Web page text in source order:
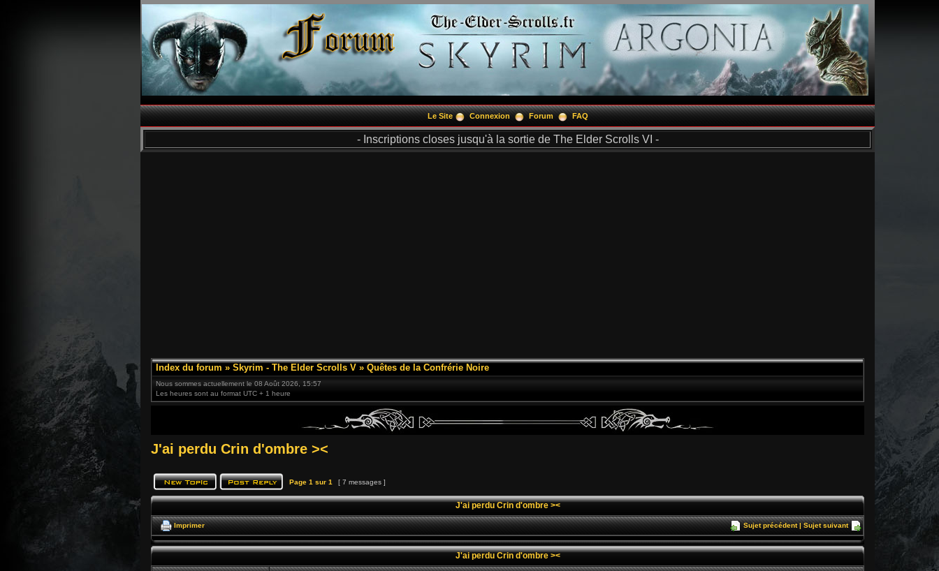
Le Site Connexion Forum FAQ
- Inscriptions closes jusqu'à la sortie de The Elder Scrolls VI -
Index du forum » Skyrim - The Elder Scrolls V » Quêtes de la Confrérie Noire
Nous sommes actuellement le 08 Août 2026, 15:57
Les heures sont au format UTC + 1 heure
J'ai perdu Crin d'ombre ><
Page 1 sur 1 [ 7 messages ]
J'ai perdu Crin d'ombre ><
Imprimer Sujet précédent|Sujet suivant
J'ai perdu Crin d'ombre ><